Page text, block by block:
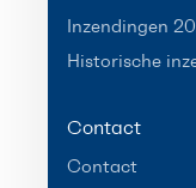
Inzendingen
Historische
Contact
Contact